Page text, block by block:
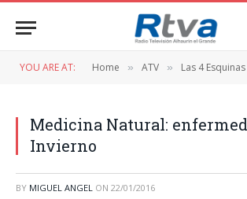
YOU ARE AT: Home » ATV » Las 4 Esquinas
Medicina Natural:
Invierno
BY MIGUEL ANGEL ON 22/01/2016